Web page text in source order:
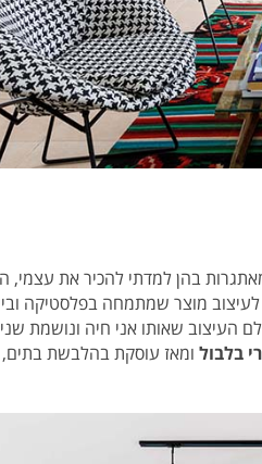
ומאתגרות בהן למדתי להכיר את
מוצר שמתמחה בפלסטיקה
שאותו אני חיה ונושמת
בלבול ומאז עוסקת בהלבשת בתים,